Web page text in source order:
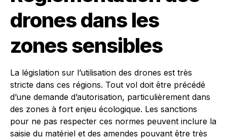
drones dans les
zones sensibles
La législation sur l’utilisation des drones est très
stricte dans ces régions. Tout vol doit être précédé
d’une demande d’autorisation, particulièrement dans
des zones à fort enjeu écologique. Les sanctions
pour ne pas respecter ces normes peuvent inclure la
saisie du matériel et des amendes pouvant être très